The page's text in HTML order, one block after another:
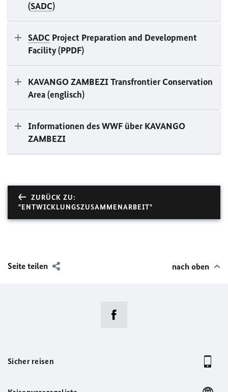
(SADC)
SADC Project Preparation and Development
Facility (PPDF)
KAVANGO ZAMBEZI Transfrontier Conservation
Area (englisch)
Informationen des WWF über KAVANGO
ZAMBEZI
ZURÜCK ZU:
"ENTWICKLUNGSZUSAMMENARBEIT"
Seite teilen nach oben
Sicher reisen